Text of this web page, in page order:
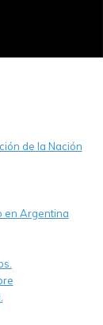
de la Nación
en Argentina